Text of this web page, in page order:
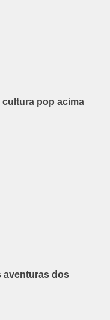
pop acima
aventuras dos